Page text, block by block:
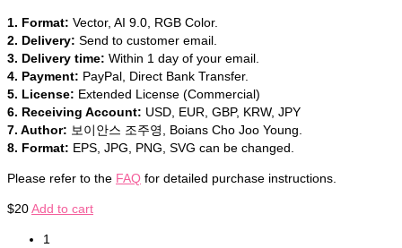
1. Format: Vector, AI 9.0, RGB Color.
2. Delivery: Send to customer email.
3. Delivery time: Within 1 day of your email.
4. Payment: PayPal, Direct Bank Transfer.
5. License: Extended License (Commercial)
6. Receiving Account: USD, EUR, GBP, KRW, JPY
7. Author: 보이안스 조주영, Boians Cho Joo Young.
8. Format: EPS, JPG, PNG, SVG can be changed.
Please refer to the FAQ for detailed purchase instructions.
$20Add to cart
1